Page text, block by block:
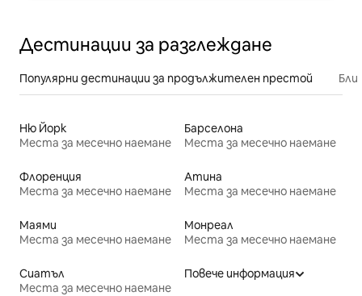
Дестинации за разглеждане
Популярни дестинации за продължителен престой
Ню Йорк
Места за месечно наемане
Барселона
Места за месечно наемане
Флоренция
Места за месечно наемане
Атина
Места за месечно наемане
Маями
Места за месечно наемане
Монреал
Места за месечно наемане
Сиатъл
Места за месечно наемане
Повече информация